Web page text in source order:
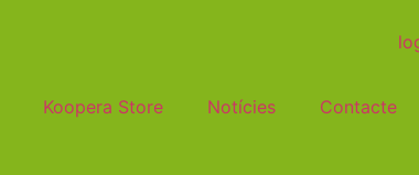
Koopera Store Notícies Contacte